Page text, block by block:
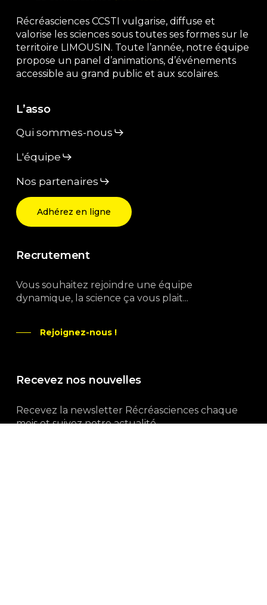
Récréasciences CCSTI vulgarise, diffuse et
valorise les sciences sous toutes ses formes sur le
territoire LIMOUSIN. Toute l’année, notre équipe
propose un panel d’animations, d’événements
accessible au grand public et aux scolaires.
L’asso
Qui sommes-nous
L'équipe
Nos partenaires
Adhérez en ligne
Recrutement
Vous souhaitez rejoindre une équipe
dynamique, la science ça vous plait...
Rejoignez-nous !
Recevez nos nouvelles
Recevez la newsletter Récréasciences chaque
mois et suivez notre actualité...